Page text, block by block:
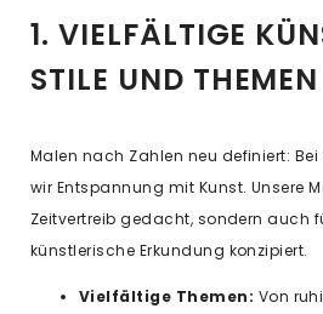
1. VIELFÄLTIGE
STILE UND THEMEN
Malen nach Zahlen neu definiert:
wir Entspannung mit Kunst. Unsere
Zeitvertreib gedacht, sondern auch
künstlerische Erkundung konzipiert.
Vielfältige Themen: Von